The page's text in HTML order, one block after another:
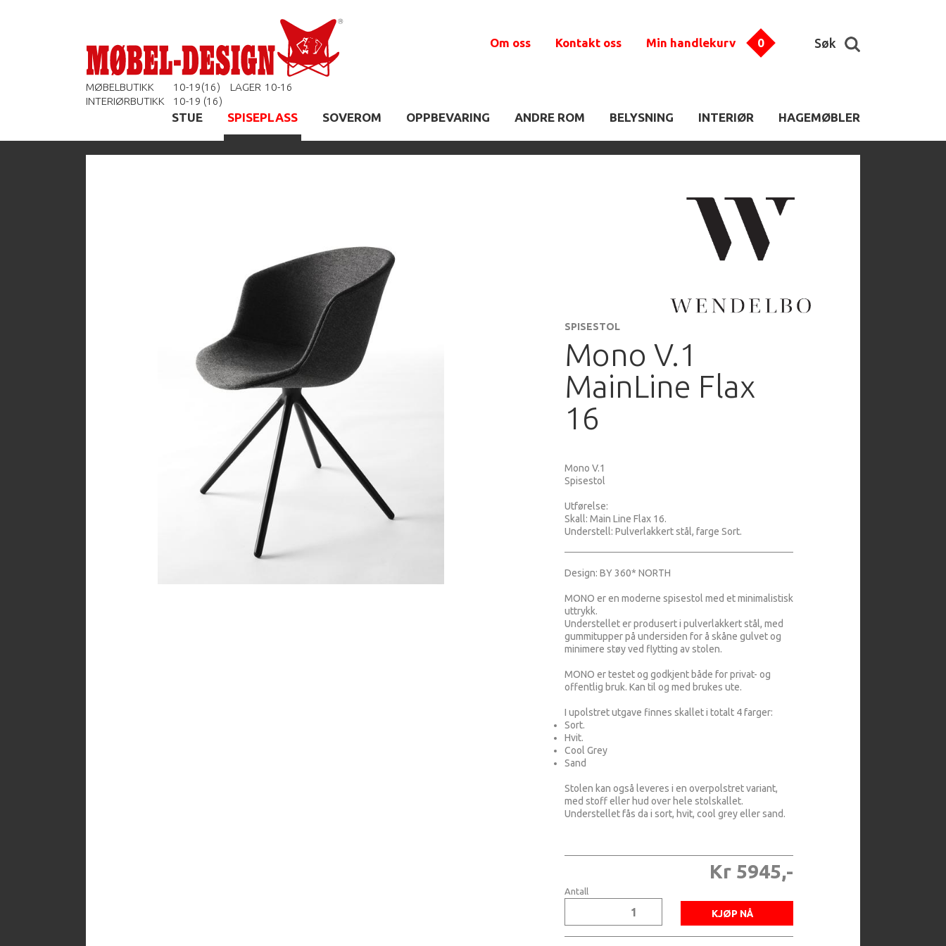
MØBELBUTIKK 10-19(16) LAGER 10-16
INTERIØRBUTIKK
10-19 (16)
Om oss Kontakt oss Min handlekurv 0 Søk
STUE SPISEPLASS SOVEROM OPPBEVARING ANDRE ROM BELYSNING INTERIØR HAGEMØBLER
SPISESTOL
Mono V.1
MainLine Flax
16
Mono V.1
Spisestol
Utførelse:
Skall: Main Line Flax 16.
Understell: Pulverlakkert stål, farge Sort.
Design: BY 360* NORTH
MONO er en moderne spisestol med et minimalistisk
uttrykk.
Understellet er produsert i pulverlakkert stål, med
gummitupper på undersiden for å skåne gulvet og
minimere støy ved flytting av stolen.
MONO er testet og godkjent både for privat- og
offentlig bruk. Kan til og med brukes ute.
I upolstret utgave finnes skallet i totalt 4 farger:
Sort.
Hvit.
Cool Grey
Sand
Stolen kan også leveres i en overpolstret variant,
med stoff eller hud over hele stolskallet.
Understellet fås da i sort, hvit, cool grey eller sand.
Kr 5945,-
Antall